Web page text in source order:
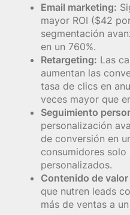
Email marketing:
mayor ROI ($42
segmentación
en un 760%.
Retargeting: Las
aumentan las
tasa de clics en
veces mayor que
Seguimiento
personalización
de conversión en
consumidores solo
personalizados.
Contenido de
que nutren leads
más de ventas a